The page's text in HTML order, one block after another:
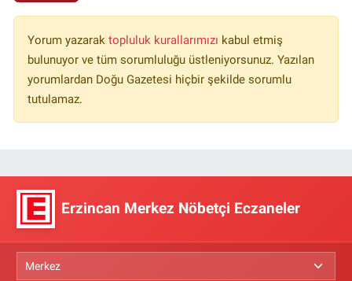
Yorum yazarak topluluk kurallarımızı kabul etmiş
bulunuyor ve tüm sorumluluğu üstleniyorsunuz. Yazılan
yorumlardan Doğu Gazetesi hiçbir şekilde sorumlu
tutulamaz.
Erzincan Merkez Nöbetçi Eczaneler